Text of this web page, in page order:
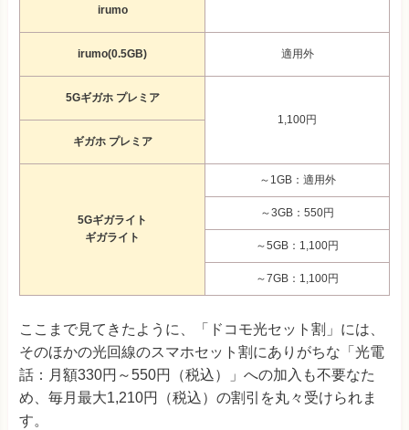
irumo
irumo(0.5GB) 適用外
5Gギガホ プレミア
1,100円
ギガホ プレミア
5Gギガライト
ギガライト
～1GB：適用外
～3GB：550円
～5GB：1,100円
～7GB：1,100円
ここまで見てきたように、「ドコモ光セット割」には、
そのほかの光回線のスマホセット割にありがちな「光電
話：月額330円～550円（税込）」への加入も不要なた
め、毎月最大1,210円（税込）の割引を丸々受けられま
す。